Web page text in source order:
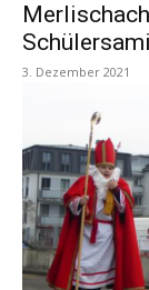
3. Dezember 2021